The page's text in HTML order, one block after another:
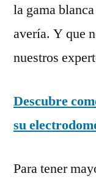
la gama
avería. Y que
nuestros
Descubre
su
Para tener